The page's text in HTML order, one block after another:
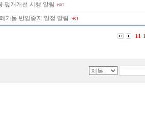
덮개개선 시행 알림
기물 반입중지 일정 알림
11